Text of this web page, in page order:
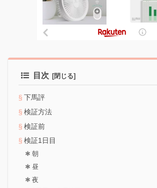
目次
下馬評
検証方法
検証前
検証1日目
朝
昼
夜